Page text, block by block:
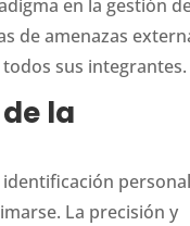
en la gestión
de amenazas
sus integrantes.
la
La precisión y